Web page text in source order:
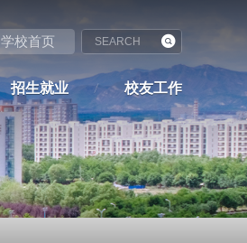
学校首页
招生就业 校友工作